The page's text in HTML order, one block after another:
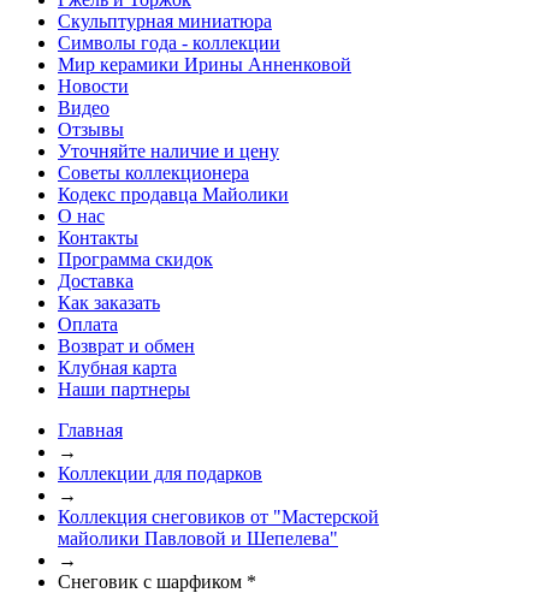
Скульптурная миниатюра
Символы года - коллекции
Мир керамики Ирины Анненковой
Новости
Видео
Отзывы
Уточняйте наличие и цену
Советы коллекционера
Кодекс продавца Майолики
О нас
Контакты
Программа скидок
Доставка
Как заказать
Оплата
Возврат и обмен
Клубная карта
Наши партнеры
Главная
→
Коллекции для подарков
→
Коллекция снеговиков от "Мастерской
майолики Павловой и Шепелева"
→
Снеговик с шарфиком *